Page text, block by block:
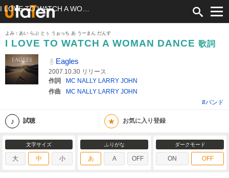
よみ：あい らぶ とぅ うぉっち あ うーまん だんす
I LOVE TO WATCH A WOMAN DANCE 歌詞
Eagles
2007.10.30 リリース
作詞
MC NALLY LARRY JOHN
作曲
MC NALLY LARRY JOHN
#バンド
試聴 ★ お気に入り登録
文字サイズ
大 中 小
ふりがな
あ A OFF
ダークモード
ON OFF